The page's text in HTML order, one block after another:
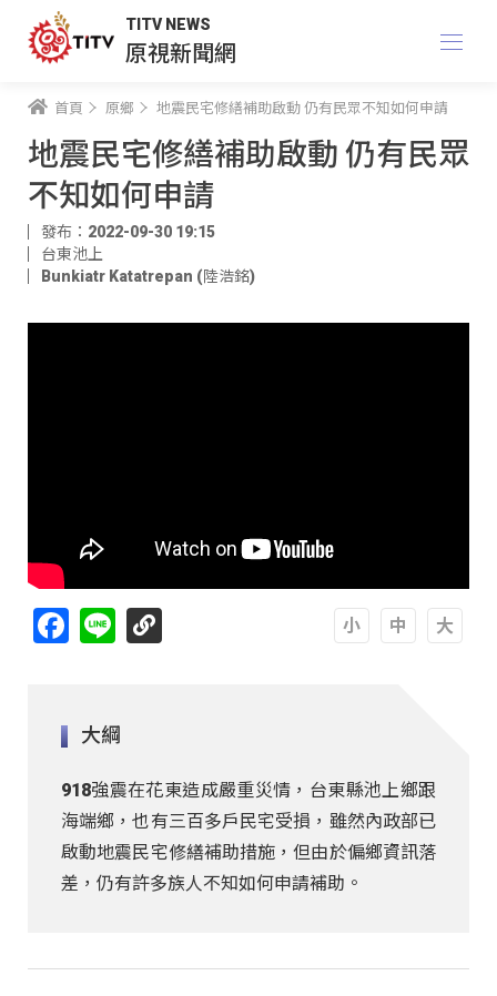
TITV NEWS
原視新聞網
首頁 原鄉 地震民宅修繕補助啟動 仍有民眾不知如何申請
地震民宅修繕補助啟動 仍有民眾
不知如何申請
發布：2022-09-30 19:15
台東池上
Bunkiatr Katatrepan (陸浩銘)
Facebook
Line
大綱
918強震在花東造成嚴重災情，台東縣池上鄉跟
海端鄉，也有三百多戶民宅受損，雖然內政部已
啟動地震民宅修繕補助措施，但由於偏鄉資訊落
差，仍有許多族人不知如何申請補助。